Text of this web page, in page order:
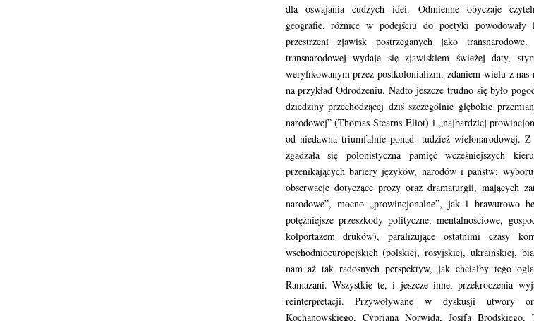
dla oswajania cudzych idei. Odmienne obyczaje
geografie, różnice w podejściu do poetyki
przestrzeni zjawisk postrzeganych jako
transnarodowej wydaje się zjawiskiem świeżej daty,
weryfikowanym przez postkolonializm, zdaniem wielu z nas
na przykład Odrodzeniu. Nadto jeszcze trudno się było
dziedziny przechodzącej dziś szczególnie głębokie
narodowej” (Thomas Stearns Eliot) i „najbardziej
od niedawna triumfalnie ponad- tudzież wielonarodowej.
zgadzała się polonistyczna pamięć wcześniejszych
przenikających bariery języków, narodów i państw;
obserwacje dotyczące prozy oraz dramaturgii, mających
narodowe”, mocno „prowincjonalne”, jak i brawurowo
potężniejsze przeszkody polityczne, mentalnościowe,
kolportażem druków), paraliżujące ostatnimi czasy
wschodnioeuropejskich (polskiej, rosyjskiej, ukraińskiej,
nam aż tak radosnych perspektyw, jak chciałby tego
Ramazani. Wszystkie te, i jeszcze inne, przekroczenia
reinterpretacji. Przywoływane w dyskusji utwory
Kochanowskiego, Cypriana Norwida, Josifa Brodskiego,